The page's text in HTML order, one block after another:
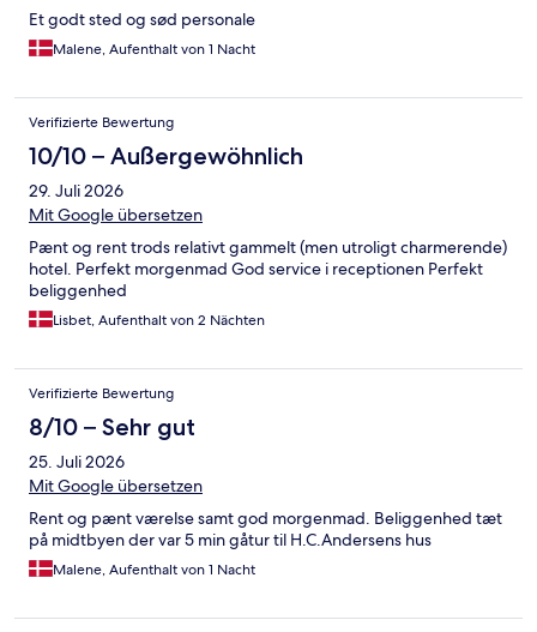
Et godt sted og sød personale
Malene, Aufenthalt von 1 Nacht
Verifizierte Bewertung
10/10 – Außergewöhnlich
29. Juli 2026
Mit Google übersetzen
Pænt og rent trods relativt gammelt (men utroligt charmerende)
hotel. Perfekt morgenmad God service i receptionen Perfekt
beliggenhed
Lisbet, Aufenthalt von 2 Nächten
Verifizierte Bewertung
8/10 – Sehr gut
25. Juli 2026
Mit Google übersetzen
Rent og pænt værelse samt god morgenmad. Beliggenhed tæt
på midtbyen der var 5 min gåtur til H.C.Andersens hus
Malene, Aufenthalt von 1 Nacht